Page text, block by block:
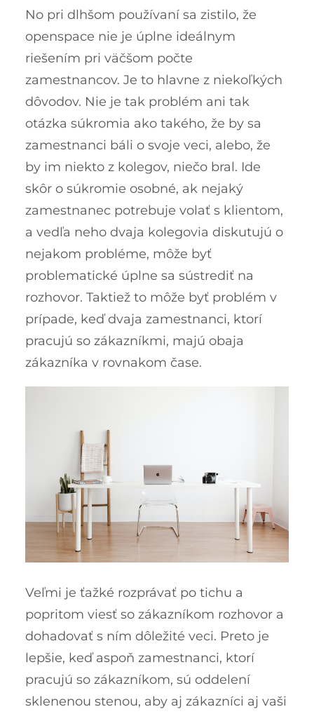
No pri dlhšom používaní sa zistilo, že
openspace nie je úplne ideálnym
riešením pri väčšom počte
zamestnancov. Je to hlavne z niekoľkých
dôvodov. Nie je tak problém ani tak
otázka súkromia ako takého, že by sa
zamestnanci báli o svoje veci, alebo, že
by im niekto z kolegov, niečo bral. Ide
skôr o súkromie osobné, ak nejaký
zamestnanec potrebuje volať s klientom,
a vedľa neho dvaja kolegovia diskutujú o
nejakom probléme, môže byť
problematické úplne sa sústrediť na
rozhovor. Taktiež to môže byť problém v
prípade, keď dvaja zamestnanci, ktorí
pracujú so zákazníkmi, majú obaja
zákazníka v rovnakom čase.
Veľmi je ťažké rozprávať po tichu a
popritom viesť so zákazníkom rozhovor a
dohadovať s ním dôležité veci. Preto je
lepšie, keď aspoň zamestnanci, ktorí
pracujú so zákazníkom, sú oddelení
sklenenou stenou, aby aj zákazníci aj vaši